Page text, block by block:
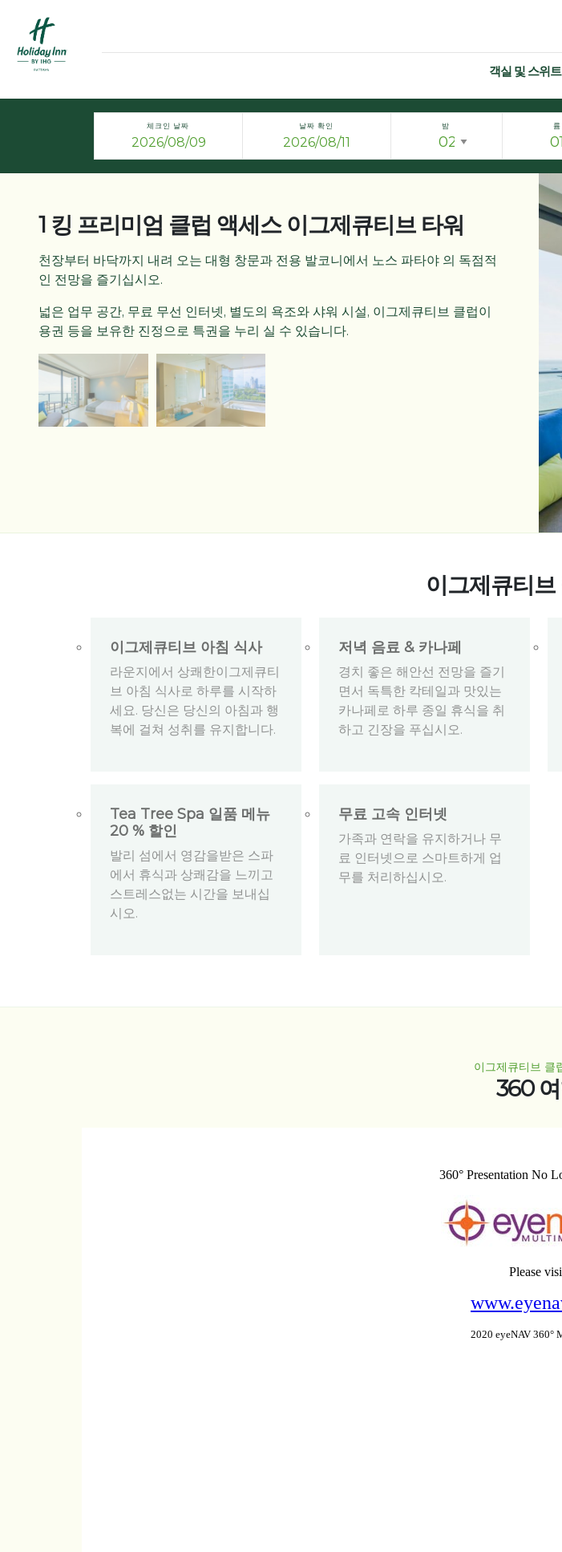
객실 및 스위트
체크인 날짜 날짜 확인 밤 륨
1 킹 프리미엄 클럽 액세스 이그제큐티브 타워
천장부터 바닥까지 내려 오는 대형 창문과 전용 발코니에서 노스 파타야 의 독점적
인 전망을 즐기십시오.
넓은 업무 공간, 무료 무선 인터넷, 별도의 욕조와 샤워 시설, 이그제큐티브 클럽이
용권 등을 보유한 진정으로 특권을 누리 실 수 있습니다.
이그제큐티브
이그제큐티브 아침 식사
라운지에서 상쾌한이그제큐티
브 아침 식사로 하루를 시작하
세요. 당신은 당신의 아침과 행
복에 걸쳐 성취를 유지합니다.
저녁 음료 & 카나페
경치 좋은 해안선 전망을 즐기
면서 독특한 칵테일과 맛있는
카나페로 하루 종일 휴식을 취
하고 긴장을 푸십시오.
Tea Tree Spa 일품 메뉴
20 % 할인
발리 섬에서 영감을받은 스파
에서 휴식과 상쾌감을 느끼고
스트레스없는 시간을 보내십
시오.
무료 고속 인터넷
가족과 연락을 유지하거나 무
료 인터넷으로 스마트하게 업
무를 처리하십시오.
이그제큐티브 클
360